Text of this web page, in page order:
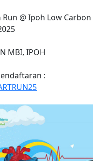
@ Ipoh Low Carbon
MBI, IPOH
: